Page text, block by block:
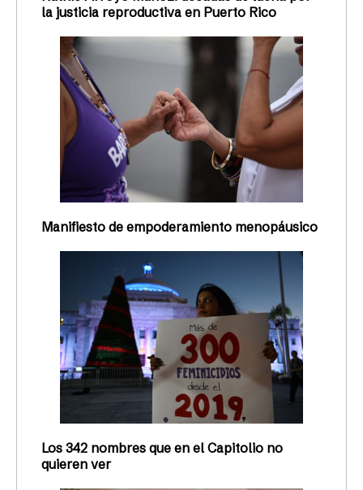
la justicia reproductiva en Puerto Rico
Manifiesto de empoderamiento menopáusico
Los 342 nombres que en el Capitolio no
quieren ver